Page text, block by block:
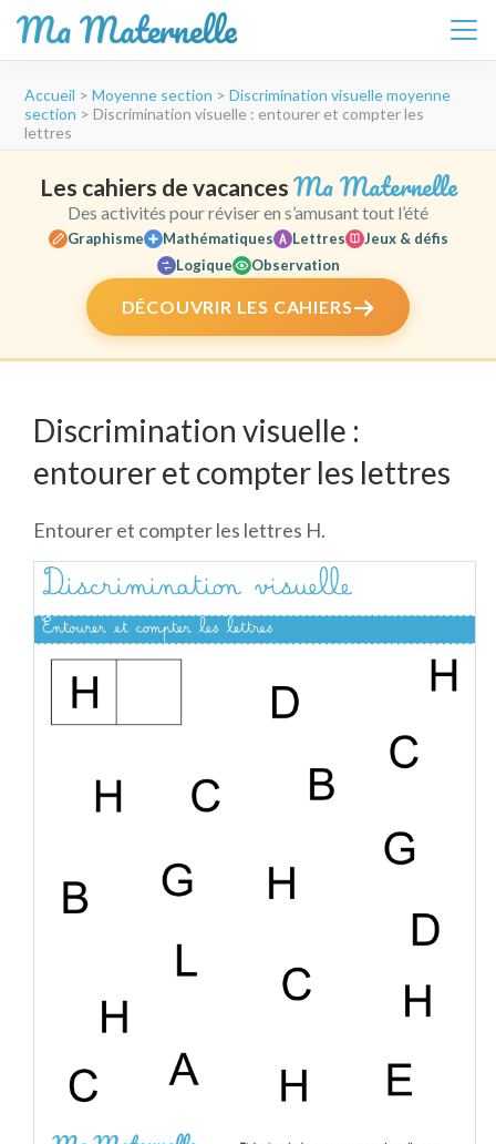
Ma Maternelle
contenu
Entrée)
Accueil > Moyenne section > Discrimination visuelle moyenne
section > Discrimination visuelle : entourer et compter les
lettres
Les cahiers de vacances Ma Maternelle
Des activités pour réviser en s’amusant tout l’été
Graphisme Mathématiques Lettres
Jeux & défis
Logique
Observation
DÉCOUVRIR LES CAHIERS
Discrimination visuelle :
entourer et compter les lettres
Entourer et compter les lettres H.